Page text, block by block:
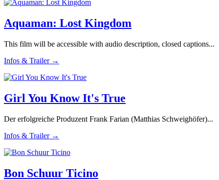
Aquaman: Lost Kingdom
This film will be accessible with audio description, closed captions...
Infos & Trailer →
Girl You Know It's True
Der erfolgreiche Produzent Frank Farian (Matthias Schweighöfer)...
Infos & Trailer →
Bon Schuur Ticino